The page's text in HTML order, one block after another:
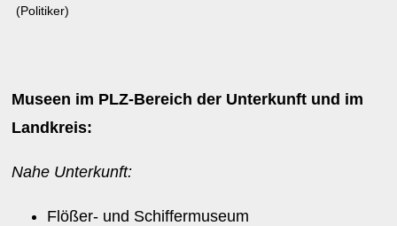
(Politiker)
Museen im PLZ-Bereich der Unterkunft und im
Landkreis:
Nahe Unterkunft:
Flößer- und Schiffermuseum